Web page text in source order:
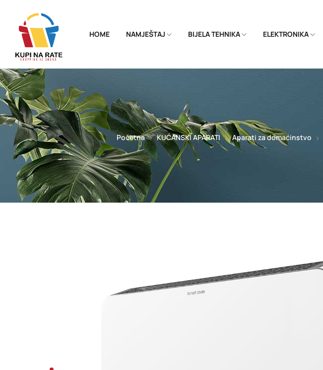
HOME NAMJEŠTAJ BIJELA TEHNIKA ELEKTRONIKA
Početna KUĆANSKI APARATI Aparati za domaćinstvo